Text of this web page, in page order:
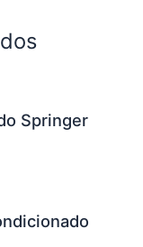
Springer